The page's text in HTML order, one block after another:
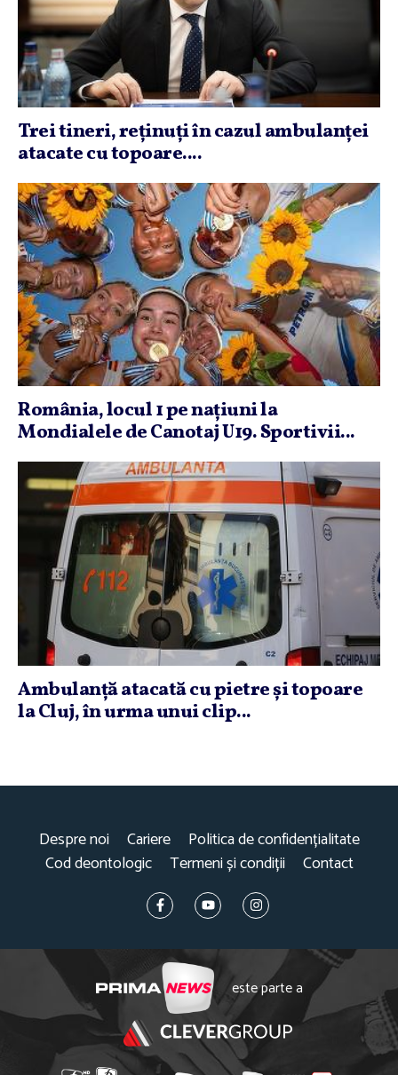
Trei tineri, reţinuţi în cazul ambulanţei
atacate cu topoare....
România, locul 1 pe naţiuni la
Mondialele de Canotaj U19. Sportivii...
Ambulanţă atacată cu pietre şi topoare
la Cluj, în urma unui clip...
Despre noi Cariere
Politica de confidențialitate
Cod deontologic
Termeni și condiții Contact
este parte a